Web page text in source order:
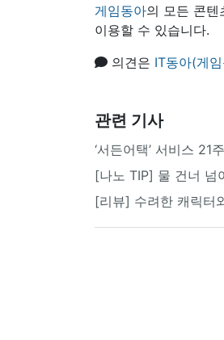
게임동아의 모든 콘텐
이용할 수 있습니다.
의견은 IT동아(게
관련 기사
‘서든어택’ 서비스 21
[나노 TIP] 물 건너 넘
[리뷰] 수려한 캐릭터